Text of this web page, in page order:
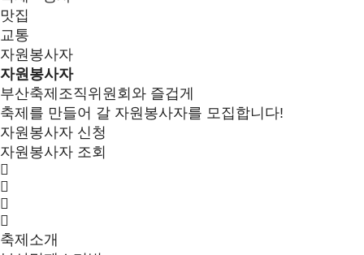
맛집
교통
자원봉사자
자원봉사자
부산축제조직위원회와 즐겁게
축제를 만들어 갈 자원봉사자를 모집합니다!
자원봉사자 신청
자원봉사자 조회
축제소개